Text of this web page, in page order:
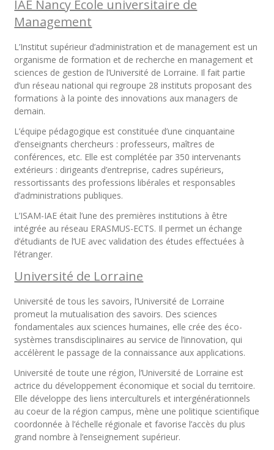
IAE Nancy École universitaire de
Management
L’Institut supérieur d’administration et de management est un
organisme de formation et de recherche en management et
sciences de gestion de l’Université de Lorraine. Il fait partie
d’un réseau national qui regroupe 28 instituts proposant des
formations à la pointe des innovations aux managers de
demain.
L’équipe pédagogique est constituée d’une cinquantaine
d’enseignants chercheurs : professeurs, maîtres de
conférences, etc. Elle est complétée par 350 intervenants
extérieurs : dirigeants d’entreprise, cadres supérieurs,
ressortissants des professions libérales et responsables
d’administrations publiques.
L’ISAM-IAE était l’une des premières institutions à être
intégrée au réseau ERASMUS-ECTS. Il permet un échange
d’étudiants de l’UE avec validation des études effectuées à
l’étranger.
Université de Lorraine
Université de tous les savoirs, l’Université de Lorraine
promeut la mutualisation des savoirs. Des sciences
fondamentales aux sciences humaines, elle crée des éco-
systèmes transdisciplinaires au service de l’innovation, qui
accélèrent le passage de la connaissance aux applications.
Université de toute une région, l’Université de Lorraine est
actrice du développement économique et social du territoire.
Elle développe des liens interculturels et intergénérationnels
au coeur de la région campus, mène une politique scientifique
coordonnée à l’échelle régionale et favorise l’accès du plus
grand nombre à l’enseignement supérieur.